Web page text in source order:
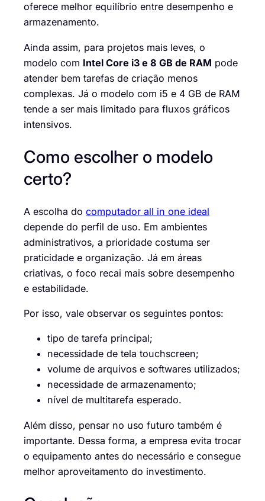
oferece melhor equilíbrio entre desempenho e
armazenamento.
Ainda assim, para projetos mais leves, o
modelo com Intel Core i3 e 8 GB de RAM pode
atender bem tarefas de criação menos
complexas. Já o modelo com i5 e 4 GB de RAM
tende a ser mais limitado para fluxos gráficos
intensivos.
Como escolher o modelo
certo?
A escolha do computador all in one ideal
depende do perfil de uso. Em ambientes
administrativos, a prioridade costuma ser
praticidade e organização. Já em áreas
criativas, o foco recai mais sobre desempenho
e estabilidade.
Por isso, vale observar os seguintes pontos:
tipo de tarefa principal;
necessidade de tela touchscreen;
volume de arquivos e softwares utilizados;
necessidade de armazenamento;
nível de multitarefa esperado.
Além disso, pensar no uso futuro também é
importante. Dessa forma, a empresa evita trocar
o equipamento antes do necessário e consegue
melhor aproveitamento do investimento.